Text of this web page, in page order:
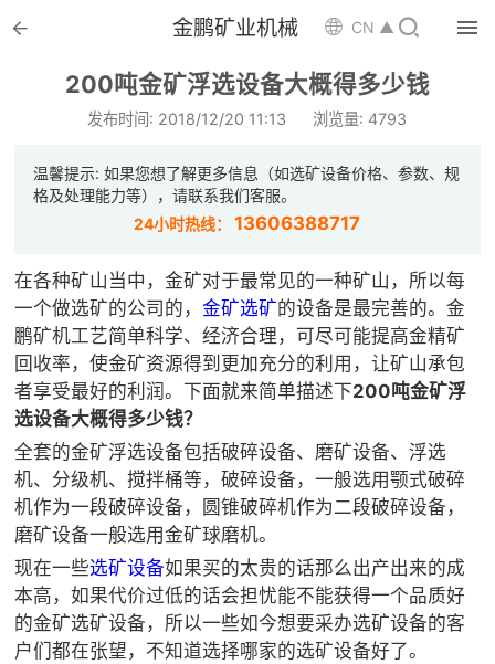
 金鹏矿业机械 CN ▲ 
200吨金矿浮选设备大概得多少钱
发布时间: 2018/12/20 11:13 浏览量: 4793
温馨提示: 如果您想了解更多信息（如选矿设备价格、参数、规
格及处理能力等），请联系我们客服。
24小时热线：13606388717
在各种矿山当中，金矿对于最常见的一种矿山，所以每
一个做选矿的公司的，金矿选矿的设备是最完善的。金
鹏矿机工艺简单科学、经济合理，可尽可能提高金精矿
回收率，使金矿资源得到更加充分的利用，让矿山承包
者享受最好的利润。下面就来简单描述下200吨金矿浮
选设备大概得多少钱？
全套的金矿浮选设备包括破碎设备、磨矿设备、浮选
机、分级机、搅拌桶等，破碎设备，一般选用颚式破碎
机作为一段破碎设备，圆锥破碎机作为二段破碎设备，
磨矿设备一般选用金矿球磨机。
现在一些选矿设备如果买的太贵的话那么出产出来的成
本高，如果代价过低的话会担忧能不能获得一个品质好
的金矿选矿设备，所以一些如今想要采办选矿设备的客
户们都在张望，不知道选择哪家的选矿设备好了。
 首页
 选矿设备
 配件耗材

 选矿总包
 案例中心
 服务体系
 新闻中心
 矿山设计院
 选矿实验室
 关于金鹏